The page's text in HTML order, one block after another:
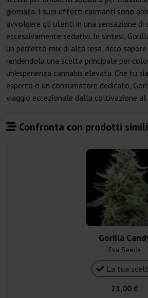
giornata. I suoi effetti calmanti sono
avvolgere gli utenti in una sensazione di
eccessivamente sedativi. In sintesi,
un perfetto mix di alta resa, ricco
rendendola una scelta principale per
un'esperienza cannabis elevata. Che tu
esperto o un consumatore dedicato,
viaggio eccezionale dalla coltivazione al
Confronta con prodotti
Gorilla
Eva Seeds
La tua
21,00 €